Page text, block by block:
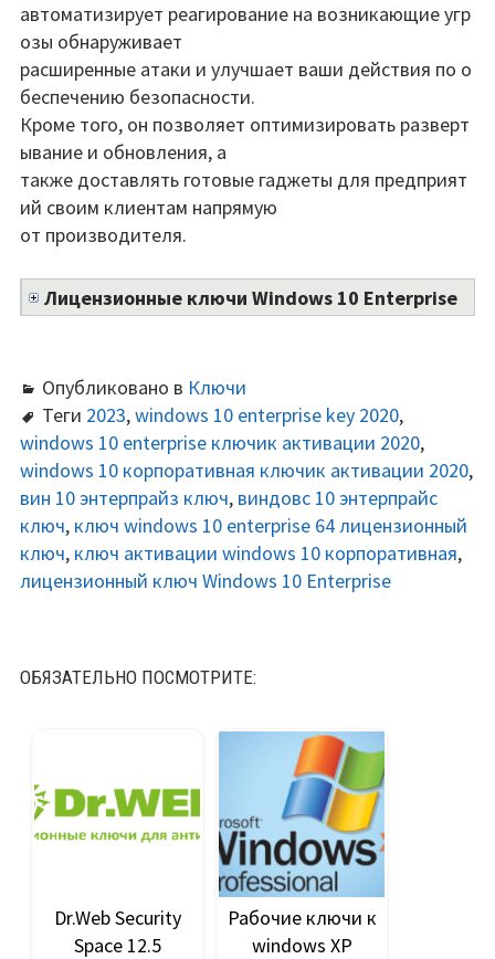
автоматизирует реагирование на возникающие угр
озы обнаруживает
расширенные атаки и улучшает ваши действия по о
беспечению безопасности.
Кроме того, он позволяет оптимизировать разверт
ывание и обновления, а
также доставлять готовые гаджеты для предприят
ий своим клиентам напрямую
от производителя.
Лицензионные ключи Windows 10 Enterprise
Опубликовано в Ключи
Теги 2023,windows 10 enterprise key 2020,
windows 10 enterprise ключик активации 2020,
windows 10 корпоративная ключик активации 2020,
вин 10 энтерпрайз ключ, виндовс 10 энтерпрайс
ключ, ключ windows 10 enterprise 64 лицензионный
ключ, ключ активации windows 10 корпоративная,
лицензионный ключ Windows 10 Enterprise
ОБЯЗАТЕЛЬНО ПОСМОТРИТЕ:
Dr.Web Security
Space 12.5
Рабочие ключи к
windows XP